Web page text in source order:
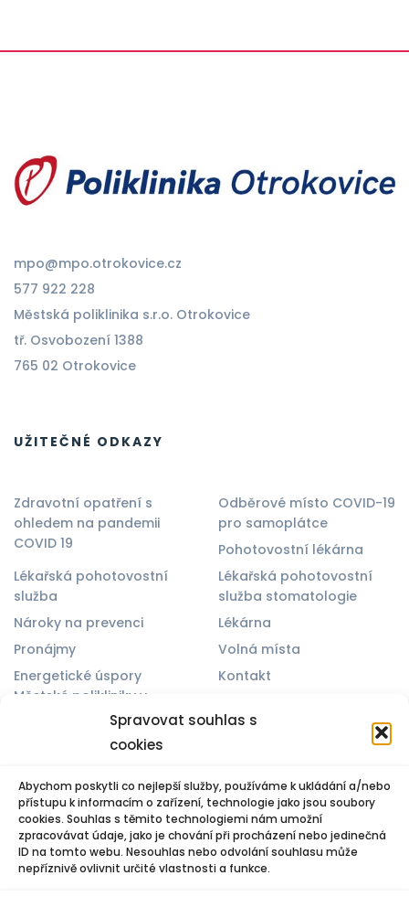
Spravovat souhlas s
cookies
Abychom poskytli co nejlepší služby, používáme k ukládání a/nebo
přístupu k informacím o zařízení, technologie jako jsou soubory
cookies. Souhlas s těmito technologiemi nám umožní
zpracovávat údaje, jako je chování při procházení nebo jedinečná
ID na tomto webu. Nesouhlas nebo odvolání souhlasu může
nepříznivě ovlivnit určité vlastnosti a funkce.
mpo@mpo.otrokovice.cz
577 922 228
Městská poliklinika s.r.o. Otrokovice
tř. Osvobození 1388
765 02 Otrokovice
UŽITEČNÉ ODKAZY
Zdravotní opatření s
ohledem na pandemii
COVID 19
Odběrové místo COVID-19
pro samoplátce
Pohotovostní lékárna
Lékařská pohotovostní
služba
Lékařská pohotovostní
služba stomatologie
Nároky na prevenci
Lékárna
Pronájmy
Volná místa
Energetické úspory
Městské polikliniky v
Kontakt
Spravovat souhlas
© 2025 Všechna práva vyhrazena. Vytvořil Michael Bíreš